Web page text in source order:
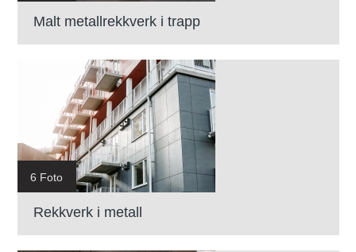
Malt metallrekkverk i trapp
6 Foto
Rekkverk i metall